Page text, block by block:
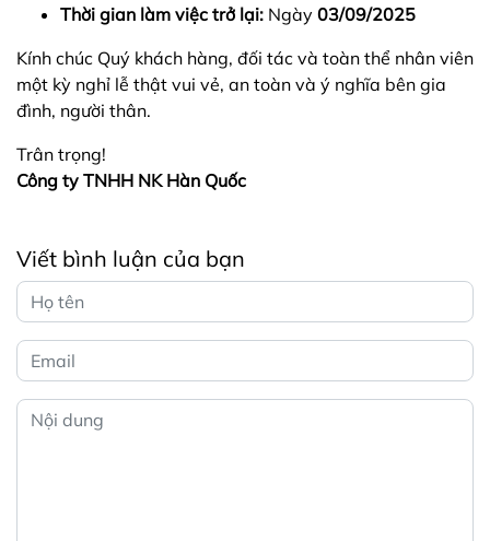
Thời gian làm việc trở lại: Ngày 03/09/2025
Kính chúc Quý khách hàng, đối tác và toàn thể nhân viên
một kỳ nghỉ lễ thật vui vẻ, an toàn và ý nghĩa bên gia
đình, người thân.
Trân trọng!
Công ty TNHH NK Hàn Quốc
Viết bình luận của bạn